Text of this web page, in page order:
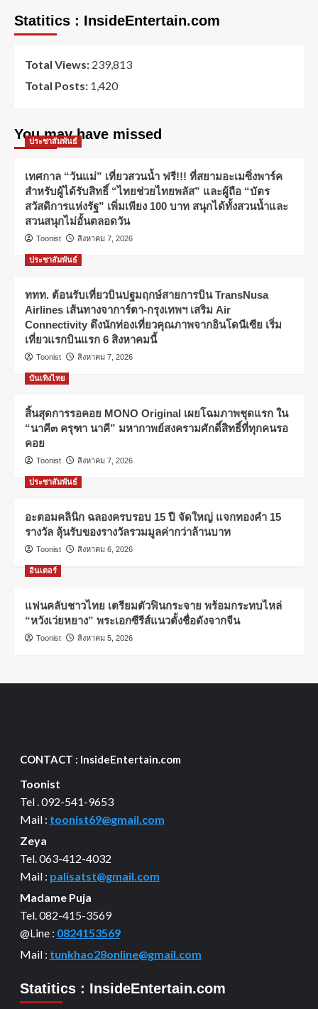
Statitics : InsideEntertain.com
Total Views: 239,813
Total Posts: 1,420
You may have missed
ประชาสัมพันธ์
เทศกาล “วันแม่” เที่ยวสวนน้ำ ฟรี!!! ที่สยามอะเมซิ่งพาร์ค
สำหรับผู้ได้รับสิทธิ์ “ไทยช่วยไทยพลัส” และผู้ถือ “บัตร
สวัสดิการแห่งรัฐ” เพิ่มเพียง 100 บาท สนุกได้ทั้งสวนน้ำและ
สวนสนุกไม่อั้นตลอดวัน
Toonist สิงหาคม 7, 2026
ประชาสัมพันธ์
ททท. ต้อนรับเที่ยวบินปฐมฤกษ์สายการบิน TransNusa
Airlines เส้นทางจาการ์ตา-กรุงเทพฯ เสริม Air
Connectivity ดึงนักท่องเที่ยวคุณภาพจากอินโดนีเซีย เริ่ม
เที่ยวแรกบินแรก 6 สิงหาคมนี้
Toonist สิงหาคม 7, 2026
บันเทิงไทย
สิ้นสุดการรอคอย MONO Original เผยโฉมภาพชุดแรก ใน
“นาคี๓ ครุฑา นาคี” มหากาพย์สงครามศักดิ์สิทธิ์ที่ทุกคนรอ
คอย
Toonist สิงหาคม 7, 2026
ประชาสัมพันธ์
อะตอมคลินิก ฉลองครบรอบ 15 ปี จัดใหญ่ แจกทองคำ 15
รางวัล ลุ้นรับของรางวัลรวมมูลค่ากว่าล้านบาท
Toonist สิงหาคม 6, 2026
อินเตอร์
แฟนคลับชาวไทย เตรียมตัวฟินกระจาย พร้อมกระทบไหล่
“หวังเว่ยหยาง” พระเอกซีรีส์แนวตั้งชื่อดังจากจีน
Toonist สิงหาคม 5, 2026
CONTACT : InsideEntertain.com
Toonist
Tel . 092-541-9653
Mail : toonist69@gmail.com
Zeya
Tel. 063-412-4032
Mail : palisatst@gmail.com
Madame Puja
Tel. 082-415-3569
@Line : 0824153569
Mail : tunkhao28online@gmail.com
Statitics : InsideEntertain.com